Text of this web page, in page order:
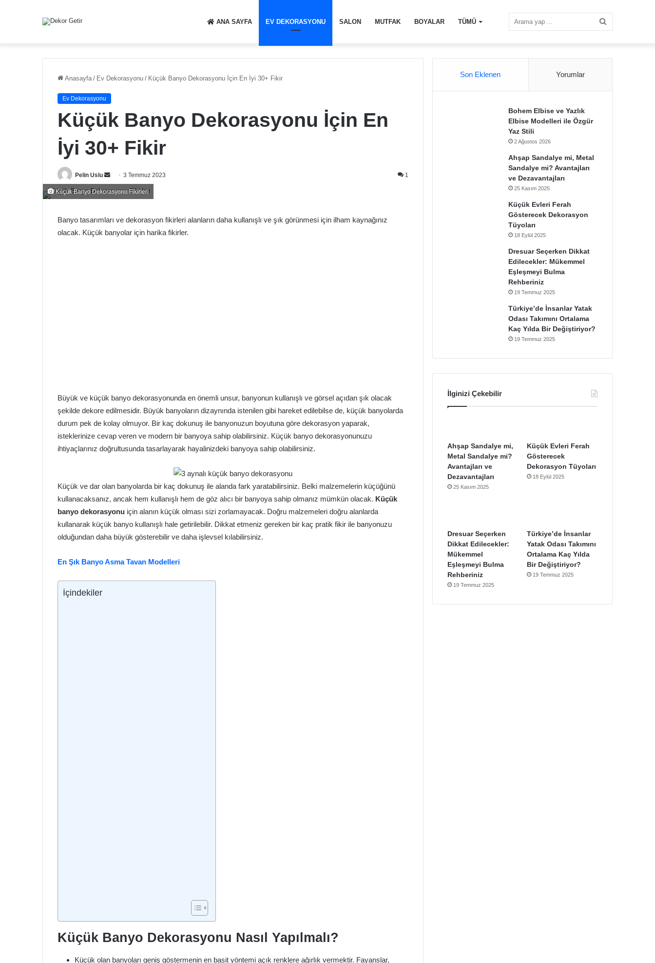
ANA SAYFA EV DEKORASYONU SALON MUTFAK BOYALAR TÜMÜ
Anasayfa / Ev Dekorasyonu / Küçük Banyo Dekorasyonu İçin En İyi 30+ Fikir
Ev Dekorasyonu
Küçük Banyo Dekorasyonu İçin En
İyi 30+ Fikir
Pelin Uslu
Bir
posta
3 Temmuz 2023 1
Küçük Banyo Dekorasyonu Fikirleri
Banyo tasarımları ve dekorasyon fikirleri alanların daha kullanışlı ve şık görünmesi için ilham kaynağınız
olacak. Küçük banyolar için harika fikirler.
Büyük ve küçük banyo dekorasyonunda en önemli unsur, banyonun kullanışlı ve görsel açıdan şık olacak
şekilde dekore edilmesidir. Büyük banyoların dizaynında istenilen gibi hareket edilebilse de, küçük banyolarda
durum pek de kolay olmuyor. Bir kaç dokunuş ile banyonuzun boyutuna göre dekorasyon yaparak,
isteklerinize cevap veren ve modern bir banyoya sahip olabilirsiniz. Küçük banyo dekorasyonunuzu
ihtiyaçlarınız doğrultusunda tasarlayarak hayalinizdeki banyoya sahip olabilirsiniz.
Küçük ve dar olan banyolarda bir kaç dokunuş ile alanda fark yaratabilirsiniz. Belki malzemelerin küçüğünü
kullanacaksanız, ancak hem kullanışlı hem de göz alıcı bir banyoya sahip olmanız mümkün olacak. Küçük
banyo dekorasyonu için alanın küçük olması sizi zorlamayacak. Doğru malzemeleri doğru alanlarda
kullanarak küçük banyo kullanışlı hale getirilebilir. Dikkat etmeniz gereken bir kaç pratik fikir ile banyonuzu
olduğundan daha büyük gösterebilir ve daha işlevsel kılabilirsiniz.
En Şık Banyo Asma Tavan Modelleri
İçindekiler
Küçük Banyo Dekorasyonu Nasıl Yapılmalı?
Küçük olan banyoları geniş göstermenin en basit yöntemi açık renklere ağırlık vermektir. Fayanslar,
Son Eklenen Yorumlar
Bohem Elbise ve Yazlık
Elbise Modelleri ile Özgür
Yaz Stili
2 Ağustos 2026
Ahşap Sandalye mi, Metal
Sandalye mi? Avantajları
ve Dezavantajları
25 Kasım 2025
Küçük Evleri Ferah
Gösterecek Dekorasyon
Tüyoları
18 Eylül 2025
Dresuar Seçerken Dikkat
Edilecekler: Mükemmel
Eşleşmeyi Bulma
Rehberiniz
19 Temmuz 2025
Türkiye’de İnsanlar Yatak
Odası Takımını Ortalama
Kaç Yılda Bir Değiştiriyor?
19 Temmuz 2025
İlginizi Çekebilir
Ahşap Sandalye mi,
Metal Sandalye mi?
Avantajları ve
Dezavantajları
25 Kasım 2025
Küçük Evleri Ferah
Gösterecek
Dekorasyon Tüyoları
18 Eylül 2025
Dresuar Seçerken
Dikkat Edilecekler:
Mükemmel
Eşleşmeyi Bulma
Rehberiniz
19 Temmuz 2025
Türkiye’de İnsanlar
Yatak Odası Takımını
Ortalama Kaç Yılda
Bir Değiştiriyor?
19 Temmuz 2025